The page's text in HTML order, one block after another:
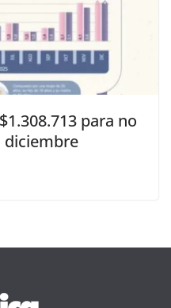
para no
diciembre